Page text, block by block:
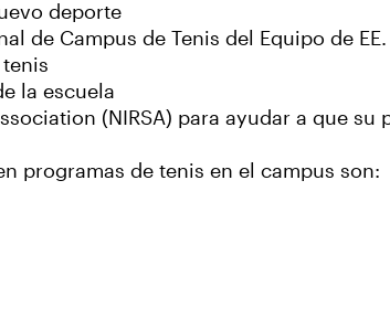
deporte
de Campus de Tenis del Equipo de EE.
la escuela
(NIRSA) para ayudar a que su
programas de tenis en el campus son: